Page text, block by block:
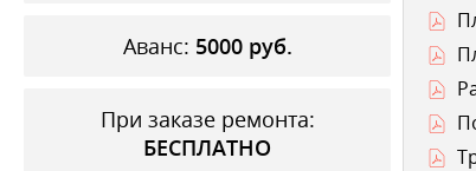
Аванс: 5000 руб.
При заказе ремонта:
БЕСПЛАТНО